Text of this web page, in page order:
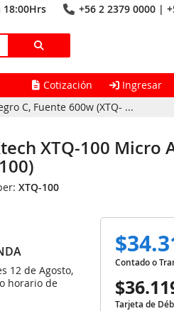
18:00Hrs +56 2 2379 0000 |
Cotización Ingresar
C, Fuente 600w (XTQ- ...
XTQ-100 Micro
XTQ-100
12 de Agosto,
horario de
Contado o
Tarjeta de